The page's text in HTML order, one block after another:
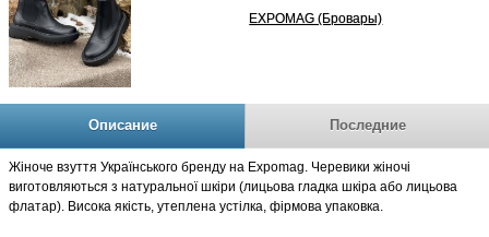
EXPOMAG (Бровары)
Описание Последние
Жіноче взуття Українського бренду на Expomag. Черевики жіночі
виготовляються з натуральної шкіри (лицьова гладка шкіра або лицьова
флатар). Висока якість, утеплена устілка, фірмова упаковка.